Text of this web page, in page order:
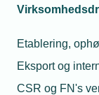
Etablering,
Eksport og
CSR og FN's
Fremtidens